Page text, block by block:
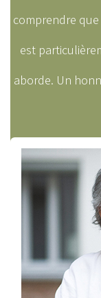
comprendre
est
aborde. Un